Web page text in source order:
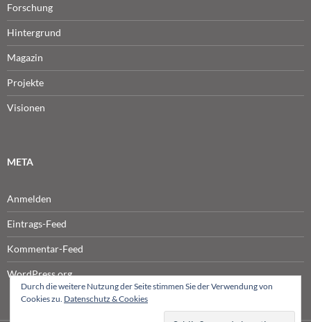
Forschung
Hintergrund
Magazin
Projekte
Visionen
META
Anmelden
Eintrags-Feed
Kommentar-Feed
WordPress.org
Durch die weitere Nutzung der Seite stimmen Sie der Verwendung von
Cookies zu. Datenschutz & Cookies